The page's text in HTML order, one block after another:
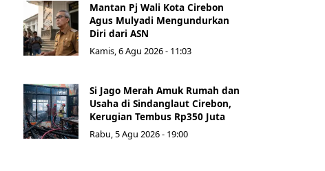
Mantan Pj Wali Kota Cirebon
Agus Mulyadi Mengundurkan
Diri dari ASN
Kamis, 6 Agu 2026 - 11:03
Si Jago Merah Amuk Rumah dan
Usaha di Sindanglaut Cirebon,
Kerugian Tembus Rp350 Juta
Rabu, 5 Agu 2026 - 19:00